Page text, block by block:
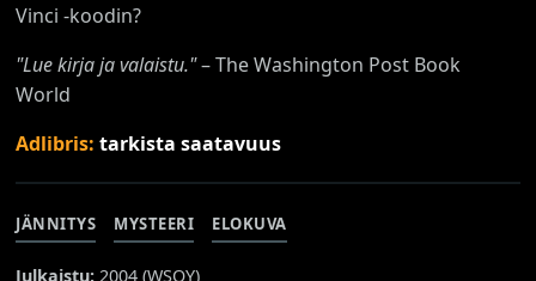
Vinci -koodin?
"Lue kirja ja valaistu."– The Washington Post Book
World
Adlibris:tarkista saatavuus
JÄNNITYS MYSTEERI ELOKUVA
Julkaistu: 2004 (WSOY)